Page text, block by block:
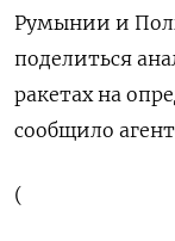
Румынии и
поделиться
ракетах на
сообщило
(